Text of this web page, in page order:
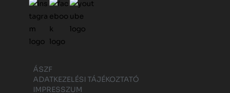
ÁSZF
ADATKEZELÉSI TÁJÉKOZTATÓ
IMPRESSZUM